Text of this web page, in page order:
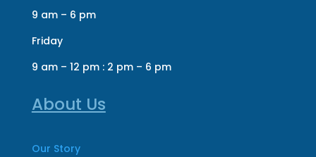
9 am – 6 pm
Friday
9 am – 12 pm : 2 pm – 6 pm
About Us
Our Story